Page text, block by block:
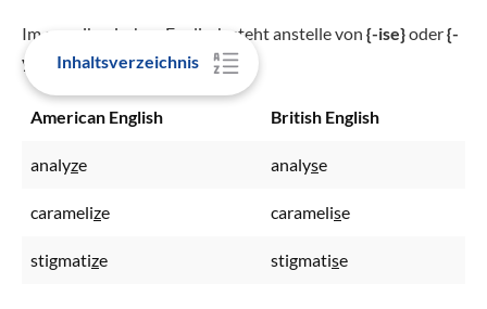
Inhaltsverzeichnis
Im amerikanischen Englisch steht anstelle von {-ise}oder{-
yse}
ein{-ize}oder{-yze} .
American English British English
analyze analyse
caramelize caramelise
stigmatize stigmatise